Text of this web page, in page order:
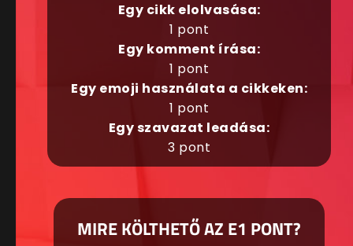
Egy cikk elolvasása:
1 pont
Egy komment írása:
1 pont
Egy emoji használata a cikkeken:
1 pont
Egy szavazat leadása:
3 pont
MIRE KÖLTHETŐ AZ E1 PONT?